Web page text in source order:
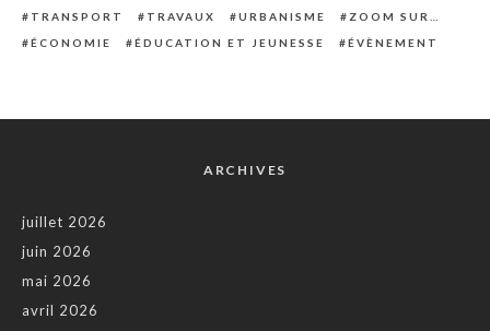
TRANSPORT
TRAVAUX URBANISME
ZOOM SUR…
ÉCONOMIE
ÉDUCATION ET JEUNESSE ÉVÈNEMENT
ARCHIVES
juillet 2026
juin 2026
mai 2026
avril 2026